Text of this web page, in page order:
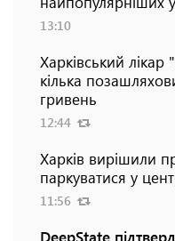
13:10
Харківський лікар
кілька
гривень
12:44
Харків вирішили
паркуватися у
11:56
DeepState